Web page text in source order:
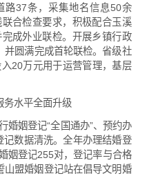
路37条，采集地名信息50余
合检查要求，积极配合玉溪
成外业联检。开展乡镇行政
并圆满完成首轮联检。省级社
20万元用于运营管理，基层
务水平全面升级
婚姻登记“全国通办”、预约办
数据清洗。全年办理结婚登
姻登记255对，登记率与合格
山盟婚姻登记站在倡导文明婚